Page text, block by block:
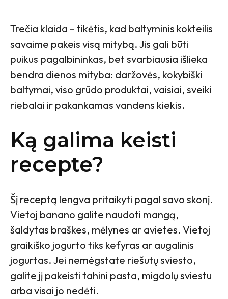
Trečia klaida – tikėtis, kad baltyminis kokteilis
savaime pakeis visą mitybą. Jis gali būti
puikus pagalbininkas, bet svarbiausia išlieka
bendra dienos mityba: daržovės, kokybiški
baltymai, viso grūdo produktai, vaisiai, sveiki
riebalai ir pakankamas vandens kiekis.
Ką galima keisti
recepte?
Šį receptą lengva pritaikyti pagal savo skonį.
Vietoj banano galite naudoti mangą,
šaldytas braškes, mėlynes ar avietes. Vietoj
graikiško jogurto tiks kefyras ar augalinis
jogurtas. Jei nemėgstate riešutų sviesto,
galite jį pakeisti tahini pasta, migdolų sviestu
arba visai jo nedėti.